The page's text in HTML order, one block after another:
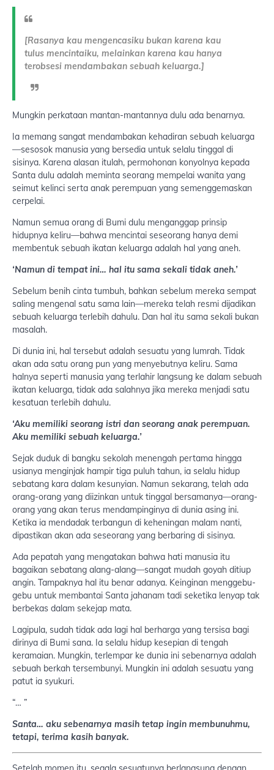
[Rasanya kau mengencasiku bukan karena kau
tulus mencintaiku, melainkan karena kau hanya
terobsesi mendambakan sebuah keluarga.]
Mungkin perkataan mantan-mantannya dulu ada benarnya.
Ia memang sangat mendambakan kehadiran sebuah keluarga
—sesosok manusia yang bersedia untuk selalu tinggal di
sisinya. Karena alasan itulah, permohonan konyolnya kepada
Santa dulu adalah meminta seorang mempelai wanita yang
seimut kelinci serta anak perempuan yang semenggemaskan
cerpelai.
Namun semua orang di Bumi dulu menganggap prinsip
hidupnya keliru—bahwa mencintai seseorang hanya demi
membentuk sebuah ikatan keluarga adalah hal yang aneh.
‘Namun di tempat ini… hal itu sama sekali tidak aneh.’
Sebelum benih cinta tumbuh, bahkan sebelum mereka sempat
saling mengenal satu sama lain—mereka telah resmi dijadikan
sebuah keluarga terlebih dahulu. Dan hal itu sama sekali bukan
masalah.
Di dunia ini, hal tersebut adalah sesuatu yang lumrah. Tidak
akan ada satu orang pun yang menyebutnya keliru. Sama
halnya seperti manusia yang terlahir langsung ke dalam sebuah
ikatan keluarga, tidak ada salahnya jika mereka menjadi satu
kesatuan terlebih dahulu.
‘Aku memiliki seorang istri dan seorang anak perempuan.
Aku memiliki sebuah keluarga.’
Sejak duduk di bangku sekolah menengah pertama hingga
usianya menginjak hampir tiga puluh tahun, ia selalu hidup
sebatang kara dalam kesunyian. Namun sekarang, telah ada
orang-orang yang diizinkan untuk tinggal bersamanya—orang-
orang yang akan terus mendampinginya di dunia asing ini.
Ketika ia mendadak terbangun di keheningan malam nanti,
dipastikan akan ada seseorang yang berbaring di sisinya.
Ada pepatah yang mengatakan bahwa hati manusia itu
bagaikan sebatang alang-alang—sangat mudah goyah ditiup
angin. Tampaknya hal itu benar adanya. Keinginan menggebu-
gebu untuk membantai Santa jahanam tadi seketika lenyap tak
berbekas dalam sekejap mata.
Lagipula, sudah tidak ada lagi hal berharga yang tersisa bagi
dirinya di Bumi sana. Ia selalu hidup kesepian di tengah
keramaian. Mungkin, terlempar ke dunia ini sebenarnya adalah
sebuah berkah tersembunyi. Mungkin ini adalah sesuatu yang
patut ia syukuri.
“… ”
Santa… aku sebenarnya masih tetap ingin membunuhmu,
tetapi, terima kasih banyak.